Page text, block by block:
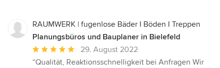
RAUMWERK | fugenlose Bäder I Böden I Treppen
Planungsbüros und Bauplaner in Bielefeld
Durchschnittliche
Bewertung:
29. August 2022
“Qualität, Reaktionsschnelligkeit bei Anfragen Wir